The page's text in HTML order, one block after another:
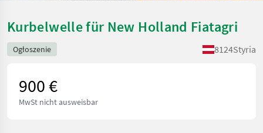
Kurbelwelle für New Holland Fiatagri
Ogłoszenie 8124Styria
900 €
MwSt nicht ausweisbar